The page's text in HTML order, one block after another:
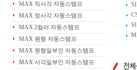
MAX 직사각 자동스탬프
MAX 정사각 자동스탬프
MAX 2컬러 자동스탬프
MAX 원형 자동스탬프
MAX 원형일부인 자동스탬프
MAX 사각일부인 자동스탬프